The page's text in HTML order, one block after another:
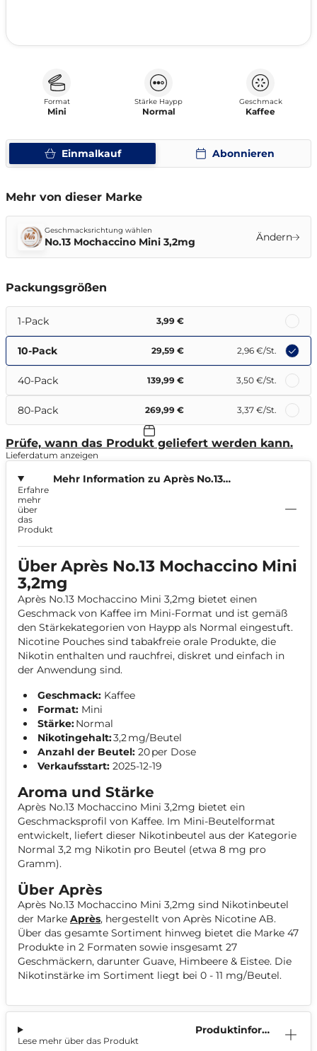
Einmalkauf Abonnieren
Format
Mini
Stärke Haypp
Normal
Geschmack
Kaffee
Mehr von dieser Marke
Geschmacksrichtung wählen
No.13 Mochaccino Mini 3,2mg Ändern
Packungsgrößen
1-Pack 3,99 €
10-Pack 29,59 € 2,96 €/St.
40-Pack 139,99 € 3,50 €/St.
80-Pack 269,99 € 3,37 €/St.
Prüfe, wann das Produkt geliefert werden kann.
Lieferdatum anzeigen
Mehr Information zu Après No.13
Erfahre
mehr
über
das
Produkt
Über Après No.13 Mochaccino Mini
3,2mg
Après No.13 Mochaccino Mini 3,2mg bietet einen
Geschmack von Kaffee im Mini-Format und ist gemäß
den Stärkekategorien von Haypp als Normal eingestuft.
Nicotine Pouches sind tabakfreie orale Produkte, die
Nikotin enthalten und rauchfrei, diskret und einfach in
der Anwendung sind.
Geschmack: Kaffee
Format: Mini
Stärke:Normal
Nikotingehalt:3,2 mg/Beutel
Anzahl der Beutel: 20 per Dose
Verkaufsstart: 2025-12-19
Aroma und Stärke
Après No.13 Mochaccino Mini 3,2mg bietet ein
Geschmacksprofil von Kaffee. Im Mini-Beutelformat
entwickelt, liefert dieser Nikotinbeutel aus der Kategorie
Normal 3,2 mg Nikotin pro Beutel (etwa 8 mg pro
Gramm).
Über Après
Après No.13 Mochaccino Mini 3,2mg sind Nikotinbeutel
der Marke Après, hergestellt von Après Nicotine AB.
Über das gesamte Sortiment hinweg bietet die Marke 47
Produkte in 2 Formaten sowie insgesamt 27
Geschmäckern, darunter Guave, Himbeere & Eistee. Die
Nikotinstärke im Sortiment liegt bei 0 - 11 mg/Beutel.
Produktinform
Lese mehr über das Produkt